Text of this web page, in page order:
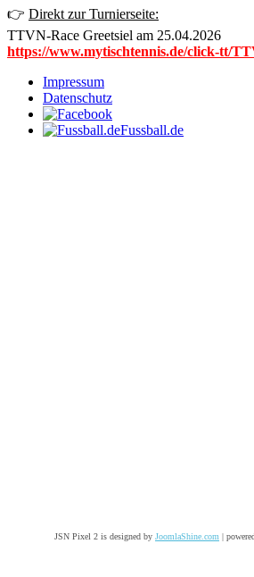
👉 Direkt zur Turnierseite:
TTVN‑Race Greetsiel am 25.04.2026
https://www.mytischtennis.de/click-tt/
Impressum
Datenschutz
Fussball.de
JSN Pixel 2 is designed by JoomlaShine.com |